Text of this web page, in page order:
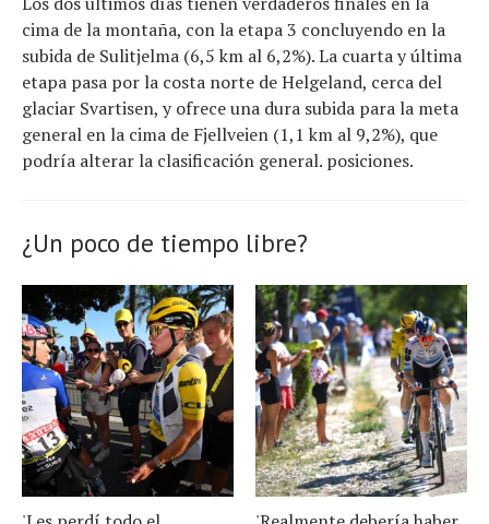
cima de la montaña, con la etapa 3 concluyendo en la
subida de Sulitjelma (6,5 km al 6,2%). La cuarta y última
etapa pasa por la costa norte de Helgeland, cerca del
glaciar Svartisen, y ofrece una dura subida para la meta
general en la cima de Fjellveien (1,1 km al 9,2%), que
podría alterar la clasificación general. posiciones.
¿Un poco de tiempo libre?